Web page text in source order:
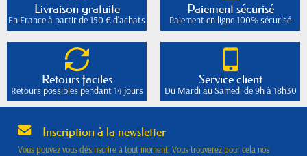
Livraison gratuite
En France à partir de 150 € d'achats
Paiement sécurisé
Paiement en ligne 100% sécurisé
Retours faciles
Retours possibles pendant 14 jours
Service client
Du Mardi au Samedi de 9h à 18h30
Inscription à la newsletter
Vous pouvez vous désinscrire à tout moment. Vous trouverez pour cela nos